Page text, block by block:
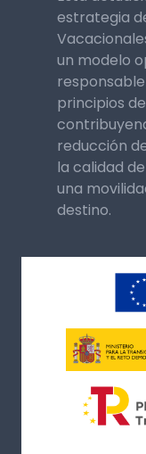
estrategia
un modelo
principios
reducción
la calidad
una
destino.